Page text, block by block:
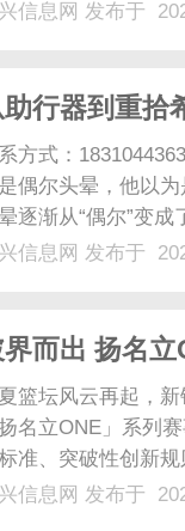
海，到5G领跑，
信息网 发布于
助行器到重拾
正面交锋
方式：
偶尔头晕，他以
逐渐从“偶尔”变
院做完核磁共振
信息网 发布于
而出 扬名
赛7月启幕
篮坛风云再起，
扬名立ONE」系列
准、突破性创新
篮球爱好者献上
信息网 发布于